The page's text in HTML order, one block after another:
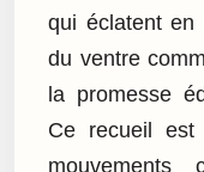
qui éclatent en
du ventre
la promesse
Ce recueil est
mouvements